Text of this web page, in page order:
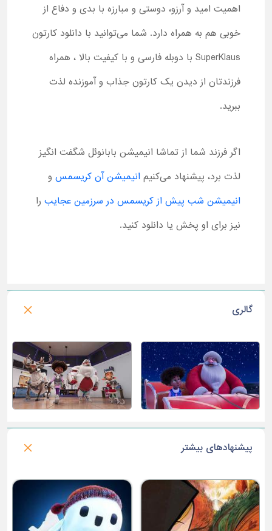
اهمیت امید و آرزو، دوستی و مبارزه با بدی و دفاع از
خوبی هم به همراه دارد. شما می‌توانید با دانلود کارتون
SuperKlaus با دوبله فارسی و با کیفیت بالا ، همراه
فرزندتان از دیدن یک کارتون جذاب و آموزنده لذت
ببرید.
اگر فرزند شما از تماشا انیمیشن بابانوئل شگفت انگیز
لذت برد، پیشنهاد می‌کنیم انیمیشن آن کریسمس و
انیمیشن شب پیش از کریسمس در سرزمین عجایب را
نیز برای او پخش یا دانلود کنید.
گالری
پیشنهادهای بیشتر
شجاع : داستان ترکر